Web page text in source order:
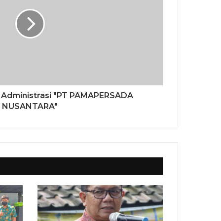
"PT PAMAPERSADA
NUSANTARA"